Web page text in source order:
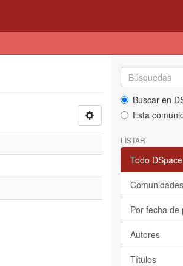
Buscar en
Esta
LISTAR
Todo DSpace
Por fecha de
Autores
Títulos